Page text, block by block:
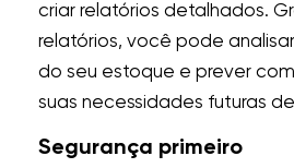
criar relatórios detalhados.
relatórios, você pode
do seu estoque e prever
suas necessidades futuras
Segurança primeiro